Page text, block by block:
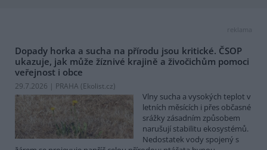
reklama
Dopady horka a sucha na přírodu jsou kritické. ČSOP
ukazuje, jak může žíznivé krajině a živočichům pomoci
veřejnost i obce
29.7.2026 | PRAHA (Ekolist.cz)
Vlny sucha a vysokých teplot v
letních měsících i přes občasné
srážky zásadním způsobem
narušují stabilitu ekosystémů.
Nedostatek vody spojený s